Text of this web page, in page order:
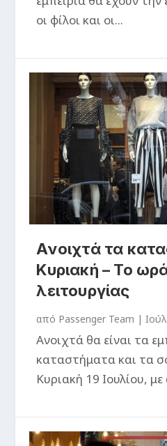
οι φίλοι και οι...
Ανοιχτά τα
Κυριακή – Το
λειτουργίας
από Passenger Team |
Ανοιχτά θα είναι τα
καταστήματα και τα
Κυριακή 19 Ιουλίου,